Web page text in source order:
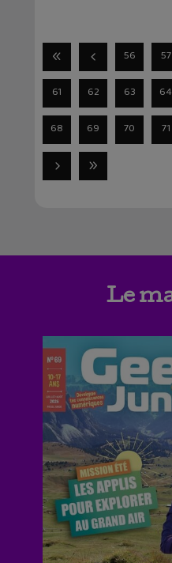
56 57
61 62 63 64
68 69 70 71
Le